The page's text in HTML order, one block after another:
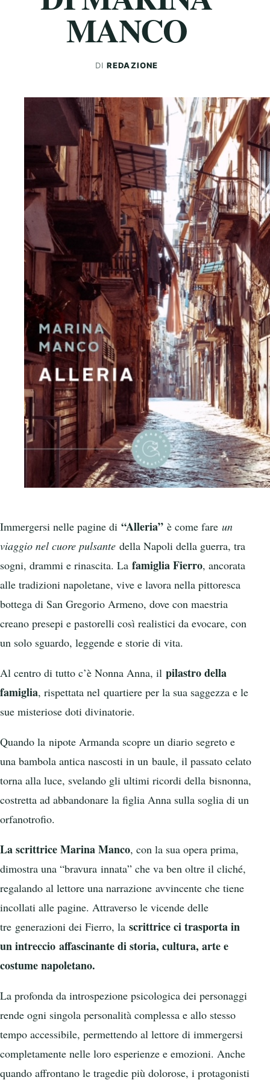
MANCO
DIREDAZIONE
Immergersi nelle pagine di “Alleria” è come fare un
viaggio nel cuore pulsante della Napoli della guerra, tra
sogni, drammi e rinascita. La famiglia Fierro, ancorata
alle tradizioni napoletane, vive e lavora nella pittoresca
bottega di San Gregorio Armeno, dove con maestria
creano presepi e pastorelli così realistici da evocare, con
un solo sguardo, leggende e storie di vita.
Al centro di tutto c’è Nonna Anna, il pilastro della
famiglia, rispettata nel quartiere per la sua saggezza e le
sue misteriose doti divinatorie.
Quando la nipote Armanda scopre un diario segreto e
una bambola antica nascosti in un baule, il passato celato
torna alla luce, svelando gli ultimi ricordi della bisnonna,
costretta ad abbandonare la figlia Anna sulla soglia di un
orfanotrofio.
La scrittrice Marina Manco, con la sua opera prima,
dimostra una “bravura innata” che va ben oltre il cliché,
regalando al lettore una narrazione avvincente che tiene
incollati alle pagine. Attraverso le vicende delle
tre generazioni dei Fierro, la scrittrice ci trasporta in
un intreccio affascinante di storia, cultura, arte e
costume napoletano.
La profonda da introspezione psicologica dei personaggi
rende ogni singola personalità complessa e allo stesso
tempo accessibile, permettendo al lettore di immergersi
completamente nelle loro esperienze e emozioni. Anche
quando affrontano le tragedie più dolorose, i protagonisti